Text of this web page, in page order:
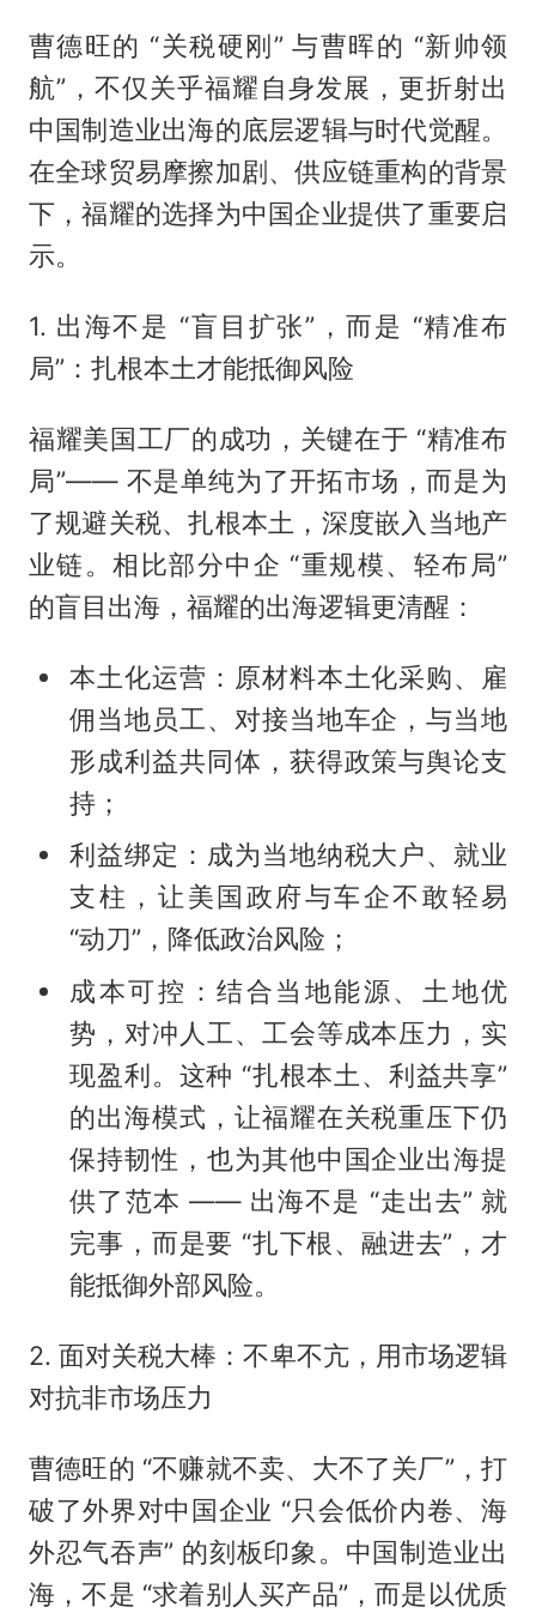
曹德旺的 “关税硬刚” 与曹晖的 “新帅领
航”，不仅关乎福耀自身发展，更折射出
中国制造业出海的底层逻辑与时代觉醒。
在全球贸易摩擦加剧、供应链重构的背景
下，福耀的选择为中国企业提供了重要启
示。
1. 出海不是 “盲目扩张”，而是 “精准布
局”：扎根本土才能抵御风险
福耀美国工厂的成功，关键在于 “精准布
局”—— 不是单纯为了开拓市场，而是为
了规避关税、扎根本土，深度嵌入当地产
业链。相比部分中企 “重规模、轻布局”
的盲目出海，福耀的出海逻辑更清醒：
本土化运营：原材料本土化采购、雇
佣当地员工、对接当地车企，与当地
形成利益共同体，获得政策与舆论支
持；
利益绑定：成为当地纳税大户、就业
支柱，让美国政府与车企不敢轻易
“动刀”，降低政治风险；
成本可控：结合当地能源、土地优
势，对冲人工、工会等成本压力，实
现盈利。这种 “扎根本土、利益共享”
的出海模式，让福耀在关税重压下仍
保持韧性，也为其他中国企业出海提
供了范本 —— 出海不是 “走出去” 就
完事，而是要 “扎下根、融进去”，才
能抵御外部风险。
2. 面对关税大棒：不卑不亢，用市场逻辑
对抗非市场压力
曹德旺的 “不赚就不卖、大不了关厂”，打
破了外界对中国企业 “只会低价内卷、海
外忍气吞声” 的刻板印象。中国制造业出
海，不是 “求着别人买产品”，而是以优质